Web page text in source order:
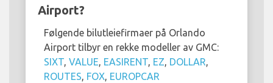
Airport?
Følgende bilutleiefirmaer på Orlando
Airport tilbyr en rekke modeller av GMC:
SIXT, VALUE, EASIRENT, EZ, DOLLAR,
ROUTES, FOX, EUROPCAR